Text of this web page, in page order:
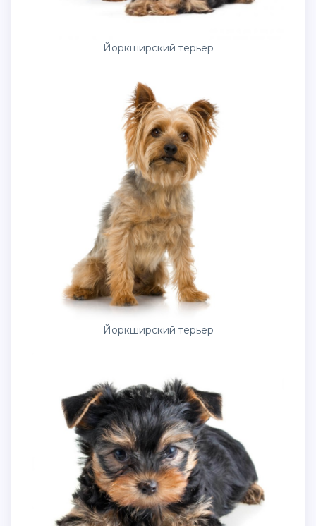
Йоркширский терьер
Йоркширский терьер